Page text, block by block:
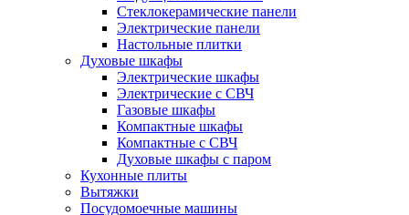
Стеклокерамические панели
Электрические панели
Настольные плитки
Духовые шкафы
Электрические шкафы
Электрические с СВЧ
Газовые шкафы
Компактные шкафы
Компактные с СВЧ
Духовые шкафы с паром
Кухонные плиты
Вытяжки
Посудомоечные машины